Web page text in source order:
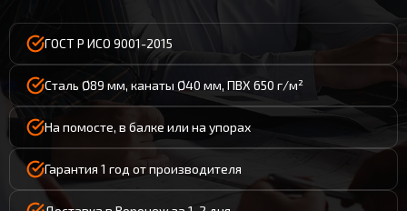
ГОСТ Р ИСО 9001-2015
Сталь Ø89 мм, канаты Ø40 мм, ПВХ 650 г/м²
На помосте, в балке или на упорах
Гарантия 1 год от производителя